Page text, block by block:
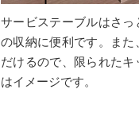
サービステーブルはさ
の収納に便利です。ま
だけるので、限られた
はイメージです。